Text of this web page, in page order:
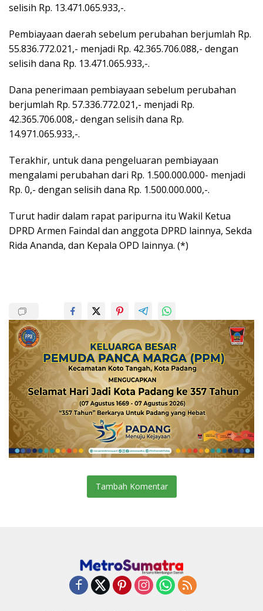
selisih Rp. 13.471.065.933,-.
Pembiayaan daerah sebelum perubahan berjumlah Rp.
55.836.772.021,- menjadi Rp. 42.365.706.088,- dengan
selisih dana Rp. 13.471.065.933,-.
Dana penerimaan pembiayaan sebelum perubahan
berjumlah Rp. 57.336.772.021,- menjadi Rp.
42.365.706.008,- dengan selisih dana Rp.
14.971.065.933,-.
Terakhir, untuk dana pengeluaran pembiayaan
mengalami perubahan dari Rp. 1.500.000.000- menjadi
Rp. 0,- dengan selisih dana Rp. 1.500.000.000,-.
Turut hadir dalam rapat paripurna itu Wakil Ketua
DPRD Armen Faindal dan anggota DPRD lainnya, Sekda
Rida Ananda, dan Kepala OPD lainnya. (*)
Tambah Komentar